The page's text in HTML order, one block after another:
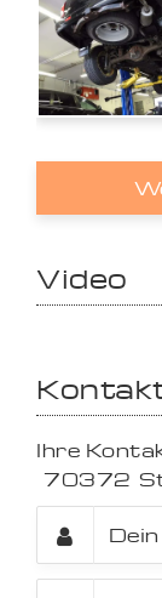
Video
Ihre
70372